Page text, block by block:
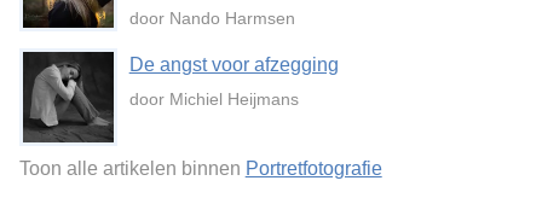
door Nando Harmsen
De angst voor afzegging
door Michiel Heijmans
Toon alle artikelen binnen Portretfotografie